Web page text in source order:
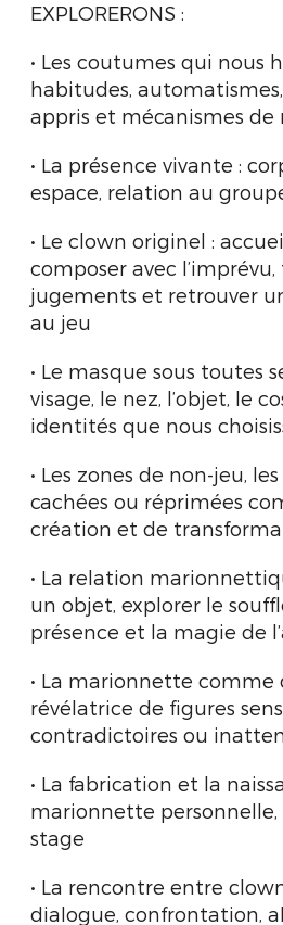
EXPLORERONS :
• Les coutumes qui nous
habitudes,
appris et mécanismes
• La présence vivante :
espace, relation au
• Le clown originel :
composer avec l’imprévu,
jugements et retrouver
au jeu
• Le masque sous toutes
visage, le nez, l’objet, le
identités que nous
• Les zones de non-jeu,
cachées ou réprimées
création et de
• La relation
un objet, explorer le
présence et la magie de
• La marionnette comme
révélatrice de figures
contradictoires ou
• La fabrication et la
marionnette personnelle,
stage
• La rencontre entre
dialogue, confrontation,